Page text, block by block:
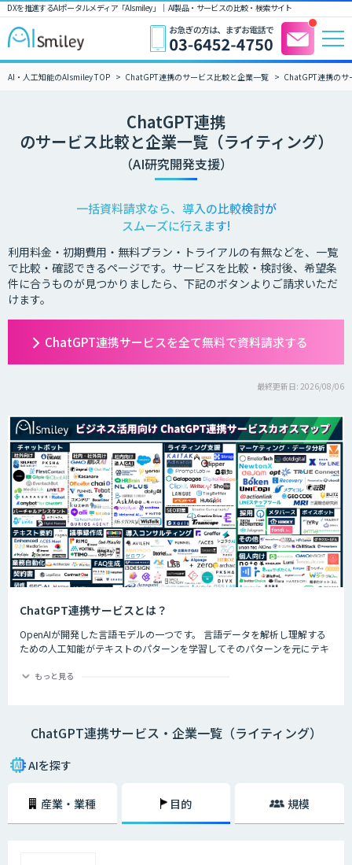
DXを推進するAIポータルメディア「AIsmiley」｜ AI製品・サービスの比較・検索サイト
AI・人工知能のAIsmiley TOP ChatGPT連携のサービス比較と企業一覧 ChatGPT連携のサ
ChatGPT連携
のサービス比較と企業一覧（ライティング）
（AI研究開発支援）
一括資料請求なら、導入の比較検討が
スムーズに行えます!
利用料金・初期費用・無料プラン・トライアルの有無などを、一覧
で比較・確認できるページです。サービスを比較・検討後、希望条
件に合うものが見つかりましたら、下記のボタンよりご請求いただ
けます。
ChatGPT連携サービスを全て無料で資料請求する
最終更新日: 2026/08/06
ChatGPT連携サービスとは？
OpenAIが開発した言語モデルの一つです。 言語データを解析し理解する
ための人工知能がテキストのパターンを学習してそのパターンを元にテキ
ChatGPTの最大の特徴として、人間との自然な対話を模倣することがで
もっと見る
ChatGPT連携サービス・企業一覧（ライティング）
AIを探す
産業・業種 目的 規模